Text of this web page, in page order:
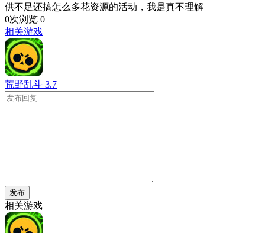
供不足还搞怎么多花资源的活动，我是真不理解
0次浏览 0
相关游戏
荒野乱斗 3.7
发布
相关游戏